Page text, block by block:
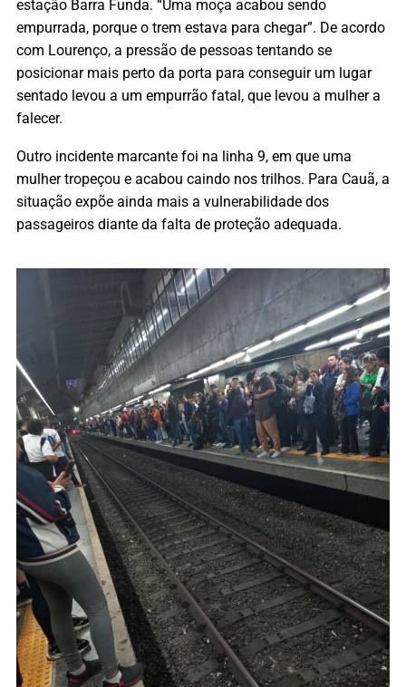
estação Barra Funda. “Uma moça acabou sendo
empurrada, porque o trem estava para chegar”. De acordo
com Lourenço, a pressão de pessoas tentando se
posicionar mais perto da porta para conseguir um lugar
sentado levou a um empurrão fatal, que levou a mulher a
falecer.
Outro incidente marcante foi na linha 9, em que uma
mulher tropeçou e acabou caindo nos trilhos. Para Cauã, a
situação expõe ainda mais a vulnerabilidade dos
passageiros diante da falta de proteção adequada.